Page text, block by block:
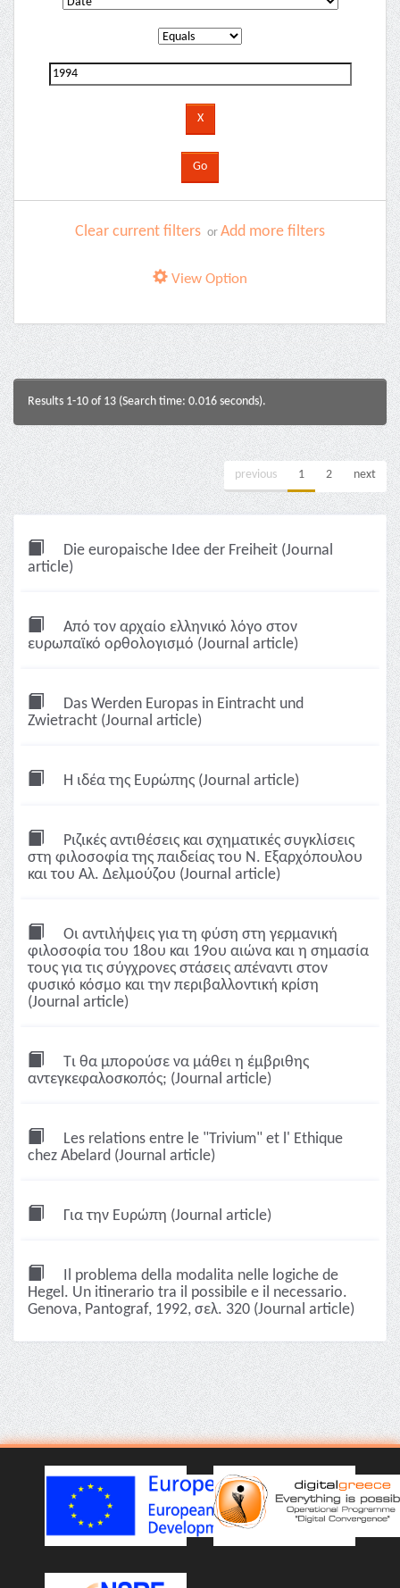
Clear current filters or Add more filters
View Option
Results 1-10 of 13 (Search time: 0.016 seconds).
previous 1 2 next
Die europaische Idee der Freiheit (Journal
article)
Από τον αρχαίο ελληνικό λόγο στον
ευρωπαϊκό ορθολογισμό (Journal article)
Das Werden Europas in Eintracht und
Zwietracht (Journal article)
Η ιδέα της Ευρώπης (Journal article)
Ριζικές αντιθέσεις και σχηματικές συγκλίσεις
στη φιλοσοφία της παιδείας του Ν. Εξαρχόπουλου
και του Αλ. Δελμούζου (Journal article)
Οι αντιλήψεις για τη φύση στη γερμανική
φιλοσοφία του 18ου και 19ου αιώνα και η σημασία
τους για τις σύγχρονες στάσεις απέναντι στον
φυσικό κόσμο και την περιβαλλοντική κρίση
(Journal article)
Τι θα μπορούσε να μάθει η έμβριθης
αντεγκεφαλοσκοπός; (Journal article)
Les relations entre le "Trivium" et l' Ethique
chez Abelard (Journal article)
Για την Ευρώπη (Journal article)
Il problema della modalita nelle logiche de
Hegel. Un itinerario tra il possibile e il necessario.
Genova, Pantograf, 1992, σελ. 320 (Journal article)